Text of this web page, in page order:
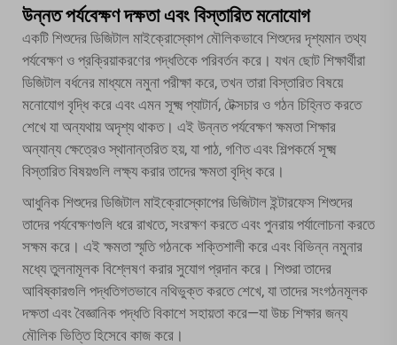
উন্নত পর্যবেক্ষণ দক্ষতা এবং বিস্তারিত মনোযোগ
একটি শিশুদের ডিজিটাল মাইক্রোস্কোপ মৌলিকভাবে শিশুদের দৃশ্যমান তথ্য
পর্যবেক্ষণ ও প্রক্রিয়াকরণের পদ্ধতিকে পরিবর্তন করে। যখন ছোট শিক্ষার্থীরা
ডিজিটাল বর্ধনের মাধ্যমে নমুনা পরীক্ষা করে, তখন তারা বিস্তারিত বিষয়ে
মনোযোগ বৃদ্ধি করে এবং এমন সূক্ষ্ম প্যাটার্ন, টেক্সচার ও গঠন চিহ্নিত করতে
শেখে যা অন্যথায় অদৃশ্য থাকত। এই উন্নত পর্যবেক্ষণ ক্ষমতা শিক্ষার
অন্যান্য ক্ষেত্রেও স্থানান্তরিত হয়, যা পাঠ, গণিত এবং শিল্পকর্মে সূক্ষ্ম
বিস্তারিত বিষয়গুলি লক্ষ্য করার তাদের ক্ষমতা বৃদ্ধি করে।
আধুনিক শিশুদের ডিজিটাল মাইক্রোস্কোপের ডিজিটাল ইন্টারফেস শিশুদের
তাদের পর্যবেক্ষণগুলি ধরে রাখতে, সংরক্ষণ করতে এবং পুনরায় পর্যালোচনা করতে
সক্ষম করে। এই ক্ষমতা স্মৃতি গঠনকে শক্তিশালী করে এবং বিভিন্ন নমুনার
মধ্যে তুলনামূলক বিশ্লেষণ করার সুযোগ প্রদান করে। শিশুরা তাদের
আবিষ্কারগুলি পদ্ধতিগতভাবে নথিভুক্ত করতে শেখে, যা তাদের সংগঠনমূলক
দক্ষতা এবং বৈজ্ঞানিক পদ্ধতি বিকাশে সহায়তা করে—যা উচ্চ শিক্ষার জন্য
মৌলিক ভিত্তি হিসেবে কাজ করে।